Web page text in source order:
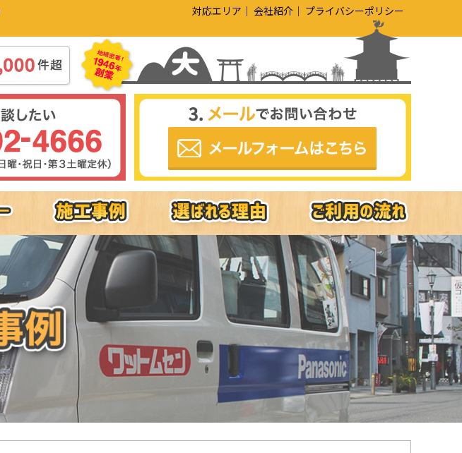
対応エリア 会社紹介 プライバシーポリシー